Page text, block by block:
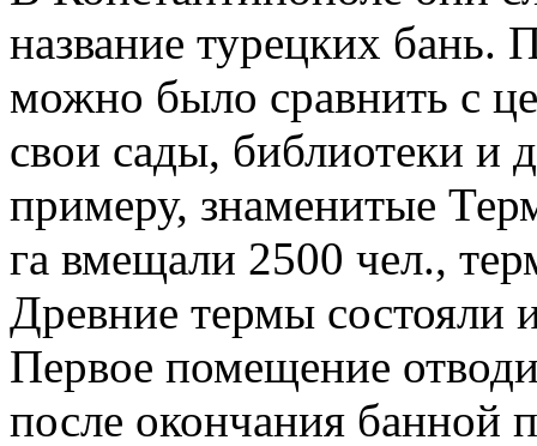
название турецких
можно было сравнить с
свои сады, библиотеки и
примеру, знаменитые
га вмещали 2500 чел.,
Древние термы состояли
Первое помещение
после окончания банной